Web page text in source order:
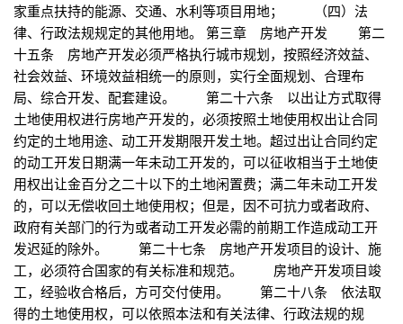
家重点扶持的能源、交通、水利等项目用地； （四）法
律、行政法规规定的其他用地。 第三章 房地产开发 第二
十五条 房地产开发必须严格执行城市规划，按照经济效益、
社会效益、环境效益相统一的原则，实行全面规划、合理布
局、综合开发、配套建设。 第二十六条 以出让方式取得
土地使用权进行房地产开发的，必须按照土地使用权出让合同
约定的土地用途、动工开发期限开发土地。超过出让合同约定
的动工开发日期满一年未动工开发的，可以征收相当于土地使
用权出让金百分之二十以下的土地闲置费；满二年未动工开发
的，可以无偿收回土地使用权；但是，因不可抗力或者政府、
政府有关部门的行为或者动工开发必需的前期工作造成动工开
发迟延的除外。 第二十七条 房地产开发项目的设计、施
工，必须符合国家的有关标准和规范。 房地产开发项目竣
工，经验收合格后，方可交付使用。 第二十八条 依法取
得的土地使用权，可以依照本法和有关法律、行政法规的规